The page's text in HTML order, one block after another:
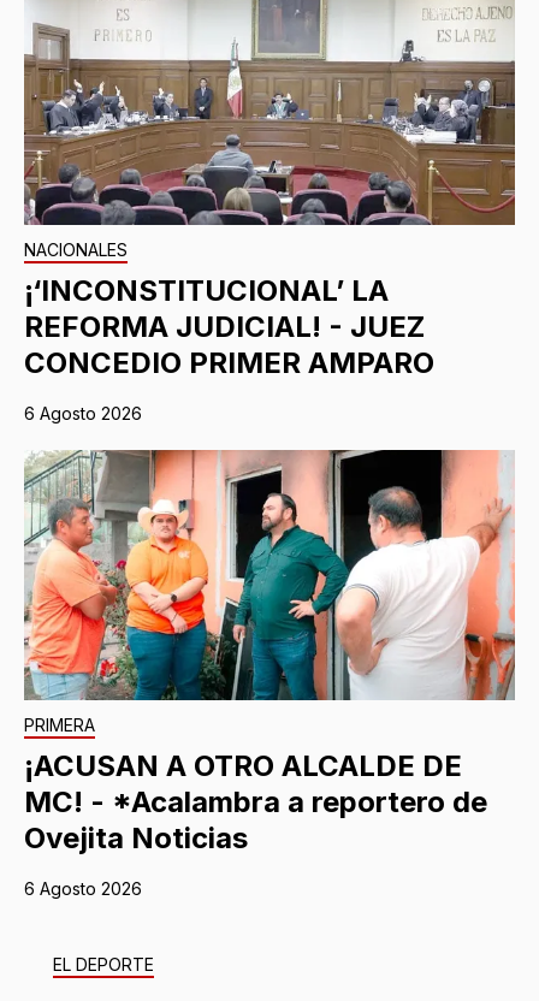
NACIONALES
¡‘INCONSTITUCIONAL’ LA
REFORMA JUDICIAL! - JUEZ
CONCEDIO PRIMER AMPARO
6 Agosto 2026
PRIMERA
¡ACUSAN A OTRO ALCALDE DE
MC! - *Acalambra a reportero de
Ovejita Noticias
6 Agosto 2026
EL DEPORTE